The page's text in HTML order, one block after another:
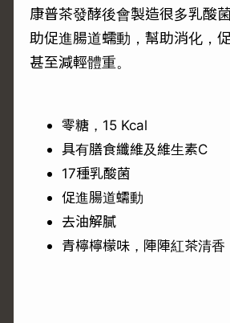
康普茶發酵後會製造很多乳酸
助促進腸道蠕動，幫助消化，
甚至減輕體重。
零糖，15 Kcal
具有膳食纖維及維生素C
17種乳酸菌
促進腸道蠕動
去油解膩
青檸檸檬味，陣陣紅茶清香